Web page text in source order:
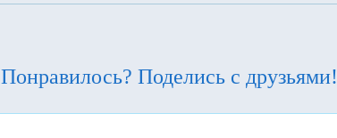
Понравилось? Поделись с друзьями!